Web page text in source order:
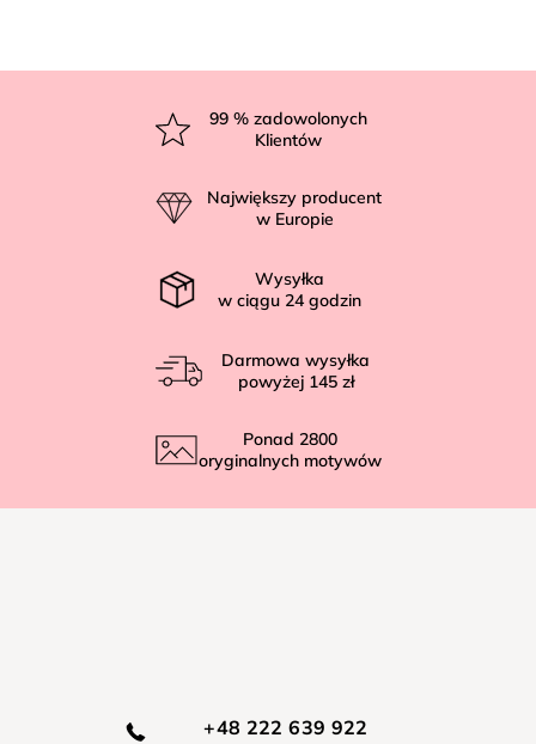
99 % zadowolonych
Klientów
Największy producent
w Europie
Wysyłka
w ciągu 24 godzin
Darmowa wysyłka
powyżej 145 zł
Ponad 2800
oryginalnych motywów
+48 222 639 922